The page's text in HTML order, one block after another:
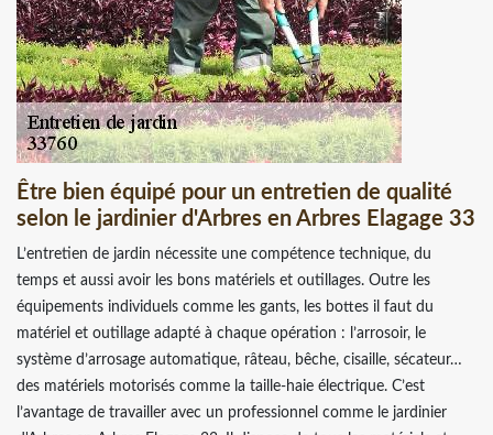
Être bien équipé pour un entretien de qualité
selon le jardinier d'Arbres en Arbres Elagage 33
L’entretien de jardin nécessite une compétence technique, du
temps et aussi avoir les bons matériels et outillages. Outre les
équipements individuels comme les gants, les bottes il faut du
matériel et outillage adapté à chaque opération : l’arrosoir, le
système d’arrosage automatique, râteau, bêche, cisaille, sécateur…
des matériels motorisés comme la taille-haie électrique. C’est
l’avantage de travailler avec un professionnel comme le jardinier